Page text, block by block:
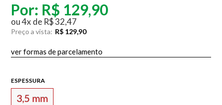
Por: R$ 129,90
ou4x de R$ 32,47
Preço a vista: R$ 129,90
ver formas de parcelamento
ESPESSURA
3,5 mm